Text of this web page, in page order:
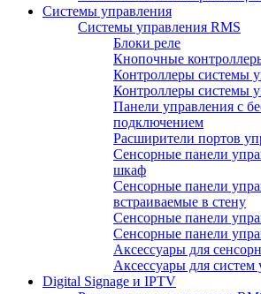
Системы управления
Системы управления RMS
Блоки реле
Кнопочные
Контроллеры системы
Контроллеры системы
Панели управления с
подключением
Расширители портов
Сенсорные панели
шкаф
Сенсорные панели
встраиваемые в стену
Сенсорные панели
Сенсорные панели
Аксессуары для
Аксессуары для систем
Digital Signage и IPTV